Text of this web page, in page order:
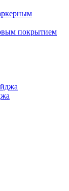
покрытием